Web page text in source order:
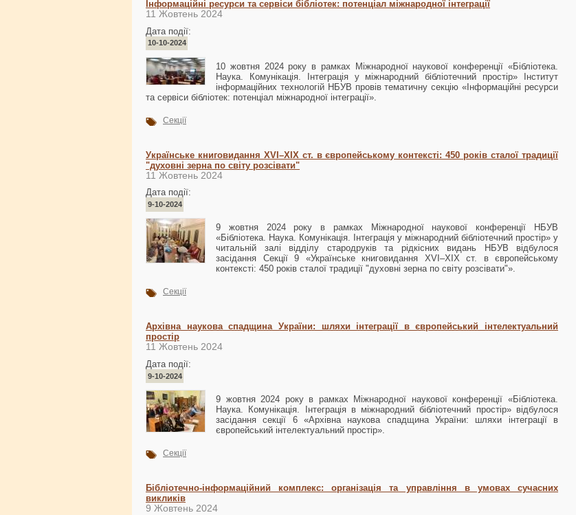
Інформаційні ресурси та сервіси бібліотек: потенціал міжнародної інтеграції
11 Жовтень 2024
Дата події:
10-10-2024
10 жовтня 2024 року в рамках Міжнародної наукової конференції «Бібліотека.
Наука. Комунікація. Інтеграція у міжнародний бібліотечний простір» Інститут
інформаційних технологій НБУВ провів тематичну секцію «Інформаційні ресурси
та сервіси бібліотек: потенціал міжнародної інтеграції».
Секції
Українське книговидання XVI–XIX ст. в європейському контексті: 450 років сталої традиції
"духовні зерна по світу розсівати"
11 Жовтень 2024
Дата події:
9-10-2024
9 жовтня 2024 року в рамках Міжнародної наукової конференції НБУВ
«Бібліотека. Наука. Комунікація. Інтеграція у міжнародний бібліотечний простір» у
читальній залі відділу стародруків та рідкісних видань НБУВ відбулося
засідання Секції 9 «Українське книговидання XVI–XIX ст. в європейському
контексті: 450 років сталої традиції "духовні зерна по світу розсівати"».
Секції
Архівна наукова спадщина України: шляхи інтеграції в європейський інтелектуальний
простір
11 Жовтень 2024
Дата події:
9-10-2024
9 жовтня 2024 року в рамках Міжнародної наукової конференції «Бібліотека.
Наука. Комунікація. Інтеграція в міжнародний бібліотечний простір» відбулося
засідання секції 6 «Архівна наукова спадщина України: шляхи інтеграції в
європейський інтелектуальний простір».
Секції
Бібліотечно-інформаційний комплекс: організація та управління в умовах сучасних
викликів
9 Жовтень 2024